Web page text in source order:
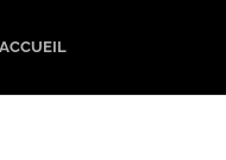
ACCUEIL